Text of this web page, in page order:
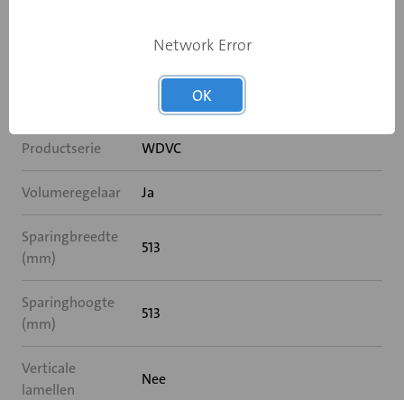
Productserie WDVC
Volumeregelaar Ja
Sparingbreedte
(mm)
513
Sparinghoogte
(mm)
513
Verticale
lamellen
Nee
Network Error
OK